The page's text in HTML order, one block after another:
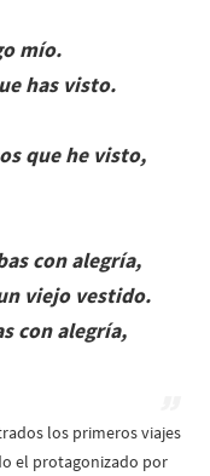
mío.
has visto.
que he visto,
con alegría,
viejo vestido.
con alegría,
los primeros viajes
el protagonizado por